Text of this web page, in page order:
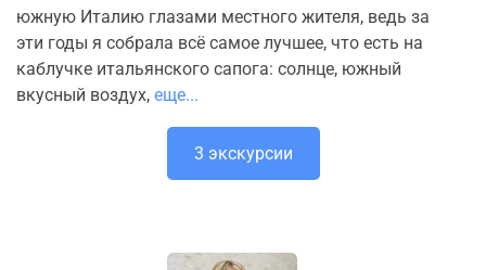
южную Италию глазами местного жителя, ведь за
эти годы я собрала всё самое лучшее, что есть на
каблучке итальянского сапога: солнце, южный
вкусный воздух, еще...
3 экскурсии